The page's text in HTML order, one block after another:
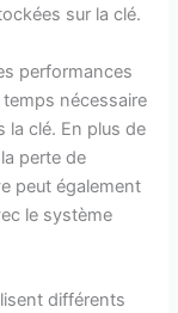
sur la clé.
performances
nécessaire
la clé. En plus de
perte de
peut également
le système
différents